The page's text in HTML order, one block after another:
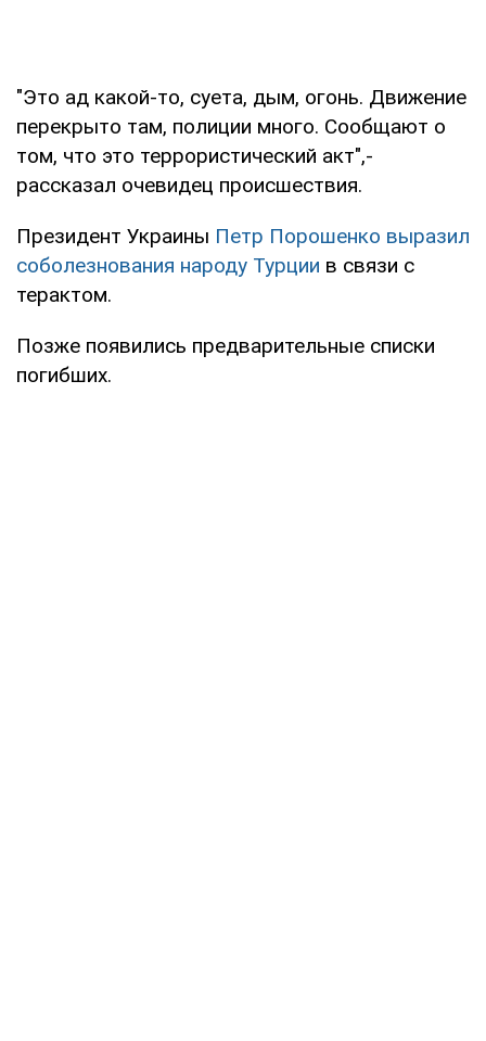
"Это ад какой-то, суета, дым, огонь. Движение
перекрыто там, полиции много. Сообщают о
том, что это террористический акт",-
рассказал очевидец происшествия.
Президент Украины Петр Порошенко выразил
соболезнования народу Турции в связи с
терактом.
Позже появились предварительные списки
погибших.